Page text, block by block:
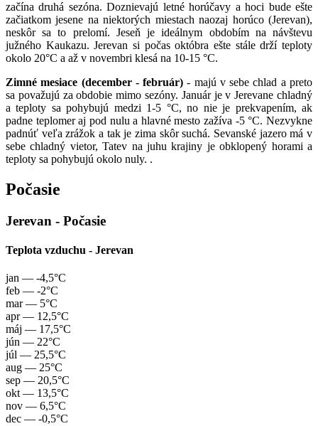
začína druhá sezóna. Doznievajú letné horúčavy a hoci bude ešte
začiatkom jesene na niektorých miestach naozaj horúco (Jerevan),
neskôr sa to prelomí. Jeseň je ideálnym obdobím na návštevu
južného Kaukazu. Jerevan si počas októbra ešte stále drží teploty
okolo 20°C a až v novembri klesá na 10-15 °C.
Zimné mesiace (december - február) - majú v sebe chlad a preto
sa považujú za obdobie mimo sezóny. Január je v Jerevane chladný
a teploty sa pohybujú medzi 1-5 °C, no nie je prekvapením, ak
padne teplomer aj pod nulu a hlavné mesto zažíva -5 °C. Nezvykne
padnúť veľa zrážok a tak je zima skôr suchá. Sevanské jazero má v
sebe chladný vietor, Tatev na juhu krajiny je obklopený horami a
teploty sa pohybujú okolo nuly. .
Počasie
Jerevan - Počasie
Teplota vzduchu - Jerevan
jan — -4,5°C
feb — -2°C
mar— 5°C
apr— 12,5°C
máj — 17,5°C
jún — 22°C
júl — 25,5°C
aug — 25°C
sep — 20,5°C
okt — 13,5°C
nov — 6,5°C
dec — -0,5°C